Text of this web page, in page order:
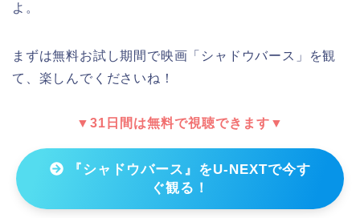
よ。
まずは無料お試し期間で映画「シャドウバース」を観
て、楽しんでくださいね！
▼31日間は無料で視聴できます▼
『シャドウバース』をU-NEXTで今す
ぐ観る！